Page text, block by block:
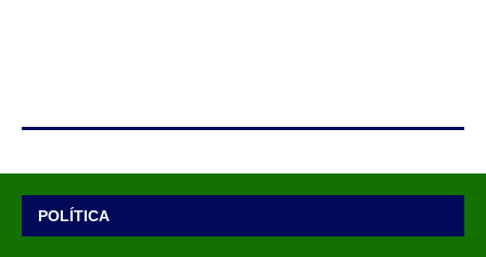
POLÍTICA